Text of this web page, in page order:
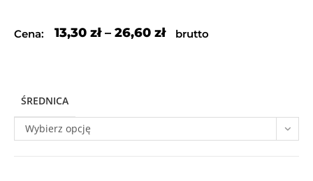
Cena: 13,30 zł– 26,60 zł brutto
ŚREDNICA
Wybierz opcję